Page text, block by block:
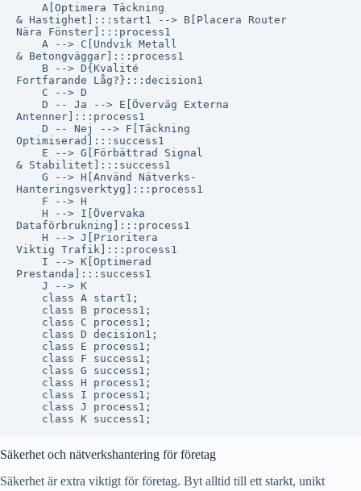
    A[Optimera Täckning
& Hastighet]:::start1 --> B[Placera Router
Nära Fönster]:::process1
    A --> C[Undvik Metall
& Betongväggar]:::process1
    B --> D{Kvalité
Fortfarande Låg?}:::decision1
    C --> D
    D -- Ja --> E[Överväg Externa
Antenner]:::process1
    D -- Nej --> F[Täckning
Optimiserad]:::success1
    E --> G[Förbättrad Signal
& Stabilitet]:::success1
    G --> H[Använd Nätverks-
Hanteringsverktyg]:::process1
    F --> H
    H --> I[Övervaka
Dataförbrukning]:::process1
    H --> J[Prioritera
Viktig Trafik]:::process1
    I --> K[Optimerad
Prestanda]:::success1
    J --> K
    class A start1;
    class B process1;
    class C process1;
    class D decision1;
    class E process1;
    class F success1;
    class G success1;
    class H process1;
    class I process1;
    class J process1;
Säkerhet och nätverkshantering för företag
Säkerhet är extra viktigt för företag. Byt alltid till ett starkt, unikt